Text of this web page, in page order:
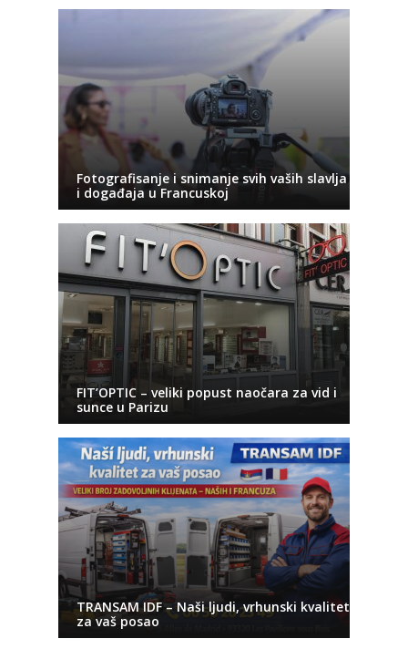
Fotografisanje i snimanje svih vaših slavlja
i događaja u Francuskoj
FIT’OPTIC – veliki popust naočara za vid i
sunce u Parizu
TRANSAM IDF – Naši ljudi, vrhunski kvalitet
za vaš posao